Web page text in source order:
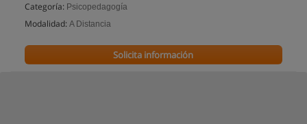
Categoría: Psicopedagogía
Modalidad: A Distancia
Solicita información